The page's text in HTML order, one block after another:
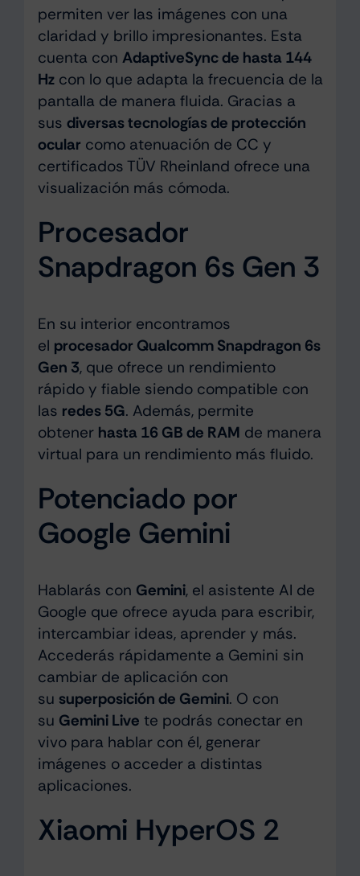
permiten ver las imágenes con una
claridad y brillo impresionantes. Esta
cuenta con AdaptiveSync de hasta 144
Hzcon lo que adapta la frecuencia de la
pantalla de manera fluida. Gracias a
sus diversas tecnologías de protección
ocular como atenuación de CC y
certificados TÜV Rheinland ofrece una
visualización más cómoda.
Procesador
Snapdragon 6s Gen 3
En su interior encontramos
el procesador Qualcomm Snapdragon 6s
Gen 3, que ofrece un rendimiento
rápido y fiable siendo compatible con
las redes 5G. Además, permite
obtener hasta 16 GB de RAM de manera
virtual para un rendimiento más fluido.
Potenciado por
Google Gemini
Hablarás con Gemini, el asistente AI de
Google que ofrece ayuda para escribir,
intercambiar ideas, aprender y más.
Accederás rápidamente a Gemini sin
cambiar de aplicación con
su superposición de Gemini. O con
su Gemini Live te podrás conectar en
vivo para hablar con él, generar
imágenes o acceder a distintas
aplicaciones.
Xiaomi HyperOS 2